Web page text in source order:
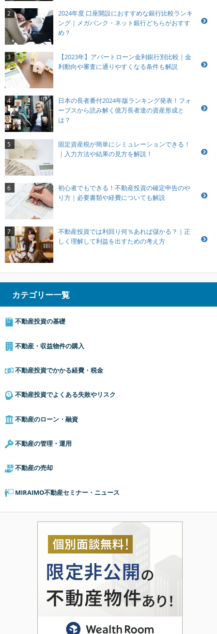
2
2024年度 口座開設におすすめな銀行比較ランキ
ング｜メガバンク・ネット銀行どちらがおすす
め？
3
【2023年】アパートローン金利銀行別比較｜金
利動向や審査に通りやすくなる条件も解説
4
日本の長者番付2024年版ランキング発表！フォ
ーブスから読み解く億万長者達の資産形成と
は？
5
固定資産税が簡単にシミュレーションできる！
｜入力方法や結果の見方を解説！
6
初心者でもできる！不動産投資の確定申告のや
り方｜必要書類や経費についても解説
7
不動産投資では利回り何％あれば儲かる？｜正
しく理解して利益を出すための考え方
カテゴリー一覧
不動産投資の基礎
不動産・収益物件の購入
不動産投資でかかる経費・税金
不動産投資でよくある失敗やリスク
不動産のローン・融資
不動産の管理・運用
不動産の売却
MIRAIMO不動産セミナー・ニュース